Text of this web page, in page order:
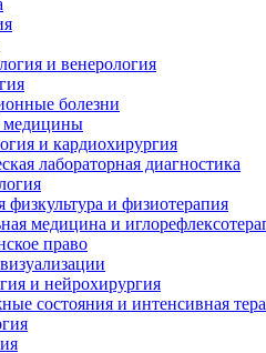
и венерология
болезни
медицины
и кардиохирургия
лабораторная диагностика
физкультура и физиотерапия
медицина и
право
и нейрохирургия
состояния и интенсивная